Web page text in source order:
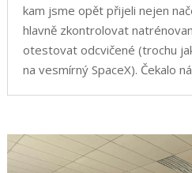
kam jsme opět přijeli nejen
hlavně zkontrolovat
otestovat odcvičené (trochu
na vesmírný SpaceX). Čekalo